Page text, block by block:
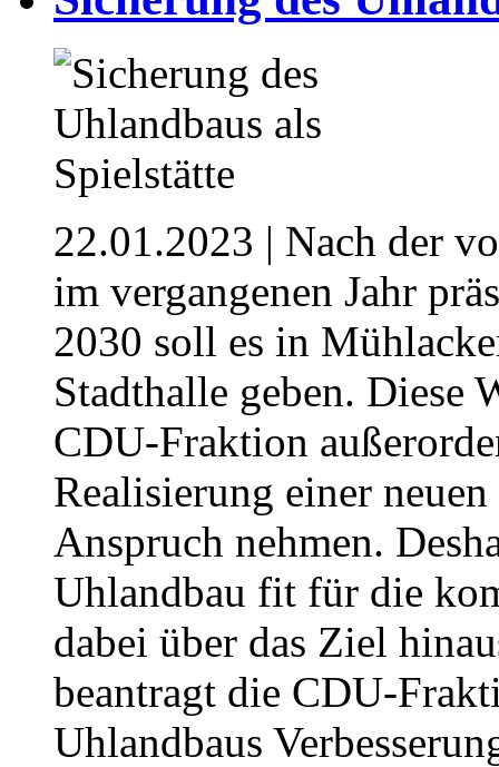
22.01.2023 | Nach der
im vergangenen Jahr
2030 soll es in
Stadthalle geben. Diese
CDU-Fraktion
Realisierung einer
Anspruch nehmen.
Uhlandbau fit für die
dabei über das Ziel
beantragt die CDU-
Uhlandbaus